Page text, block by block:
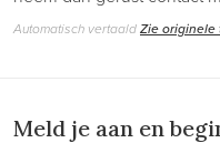
Automatisch vertaaldZie originele
Meld je aan en